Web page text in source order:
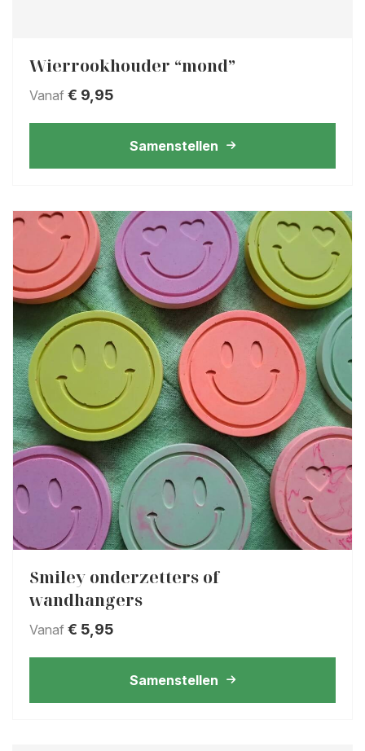
Wierrookhouder “mond”
Vanaf € 9,95
Samenstellen
Smiley onderzetters of
wandhangers
Vanaf € 5,95
Samenstellen